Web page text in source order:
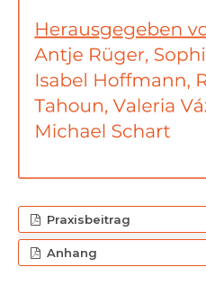
Praxisbeitrag
Anhang